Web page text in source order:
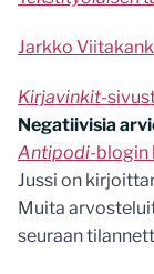
Jarkko
Kirjavinkit-
Negatiivisia
Antipodi-blogin
Jussi on
Muita
seuraan